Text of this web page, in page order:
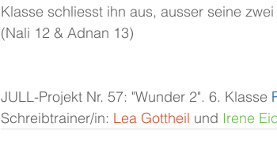
Klasse schliesst ihn aus, ausser seine
(Nali 12 & Adnan 13)
JULL-Projekt Nr. 57: "Wunder 2". 6. Klasse
Schreibtrainer/in: Lea Gottheil und Irene